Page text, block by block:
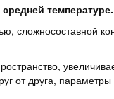
температуре.
сложносоставной
от друга, параметры